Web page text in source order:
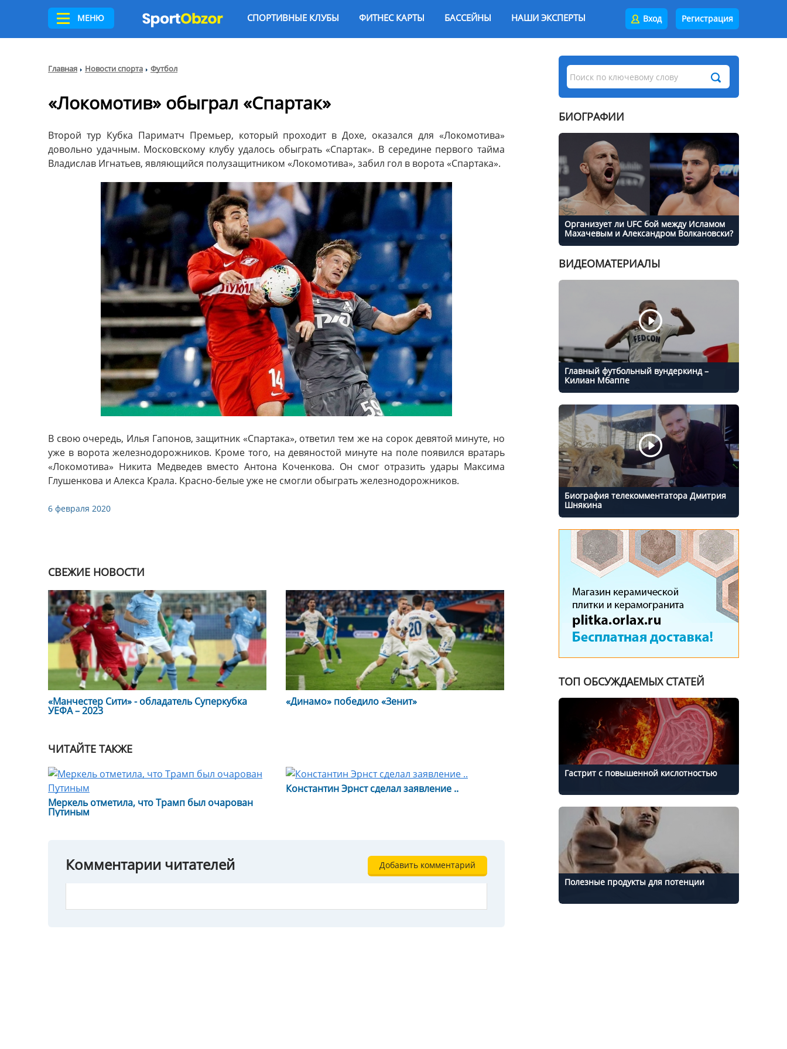
МЕНЮ СПОРТИВНЫЕ КЛУБЫ ФИТНЕС КАРТЫ БАССЕЙНЫ НАШИ ЭКСПЕРТЫ Вход Регистрация
Главная Новости спорта Футбол
«Локомотив» обыграл «Спартак»
Второй тур Кубка Париматч Премьер, который проходит в Дохе, оказался для «Локомотива»
довольно удачным. Московскому клубу удалось обыграть «Спартак». В середине первого тайма
Владислав Игнатьев, являющийся полузащитником «Локомотива», забил гол в ворота «Спартака».
В свою очередь, Илья Гапонов, защитник «Спартака», ответил тем же на сорок девятой минуте, но
уже в ворота железнодорожников. Кроме того, на девяностой минуте на поле появился вратарь
«Локомотива» Никита Медведев вместо Антона Коченкова. Он смог отразить удары Максима
Глушенкова и Алекса Крала. Красно-белые уже не смогли обыграть железнодорожников.
6 февраля 2020
СВЕЖИЕ НОВОСТИ
«Манчестер Сити» - обладатель Суперкубка
УЕФА – 2023
«Динамо» победило «Зенит»
ЧИТАЙТЕ ТАКЖЕ
Меркель отметила, что Трамп был очарован
Путиным
Константин Эрнст сделал заявление ..
Комментарии читателей Добавить комментарий
БИОГРАФИИ
Организует ли UFC бой между Исламом
Махачевым и Александром Волкановски?
ВИДЕОМАТЕРИАЛЫ
Главный футбольный вундеркинд –
Килиан Мбаппе
Биография телекомментатора Дмитрия
Шнякина
ТОП ОБСУЖДАЕМЫХ СТАТЕЙ
Гастрит с повышенной кислотностью
Полезные продукты для потенции